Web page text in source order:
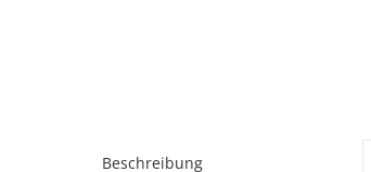
Beschreibung